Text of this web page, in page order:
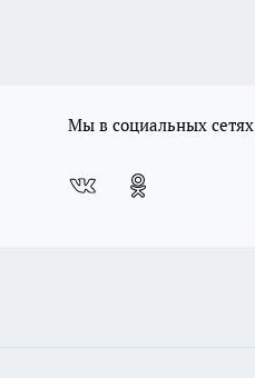
Мы в социальных сетях